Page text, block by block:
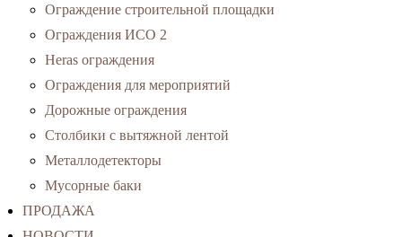
Ограждение строительной площадки
Ограждения ИСО 2
Heras ограждения
Ограждения для мероприятий
Дорожные ограждения
Столбики с вытяжной лентой
Металлодетекторы
Мусорные баки
ПРОДАЖА